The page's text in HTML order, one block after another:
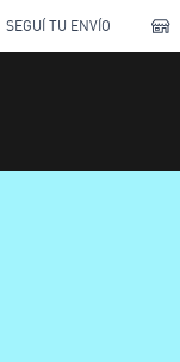
SEGUÍ TU ENVÍO